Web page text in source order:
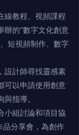
線教程、視頻課程
辦的“數字文化創意
短視頻制作、數字
設計師尋找靈感素
可以申請使用創意
指導。
小組討論和項目協
品分享會，為創作